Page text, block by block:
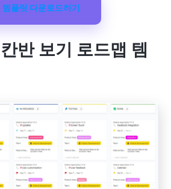
템플릿 다운로드하기
반 보기 로드맵 템